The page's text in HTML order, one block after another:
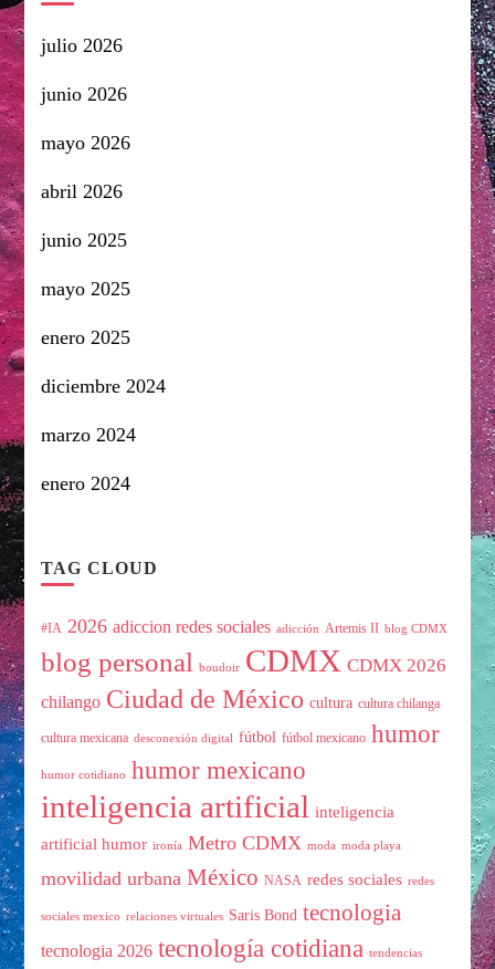
julio 2026
junio 2026
mayo 2026
abril 2026
junio 2025
mayo 2025
enero 2025
diciembre 2024
marzo 2024
enero 2024
TAG CLOUD
#IA 2026 adiccion redes sociales adicción Artemis II blog CDMX
blog personal boudoir CDMX CDMX 2026
chilango Ciudad de México cultura cultura chilanga
cultura mexicana desconexión digital fútbol fútbol mexicano humor
humor cotidiano humor mexicano
inteligencia artificial inteligencia
artificial humor ironía Metro CDMX moda moda playa
movilidad urbana México NASA redes sociales redes
sociales mexico relaciones virtuales Saris Bond tecnologia
tecnologia 2026 tecnología cotidiana tendencias